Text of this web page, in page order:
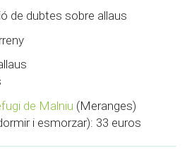
de dubtes sobre allaus
de Malniu (Meranges)
i esmorzar): 33 euros